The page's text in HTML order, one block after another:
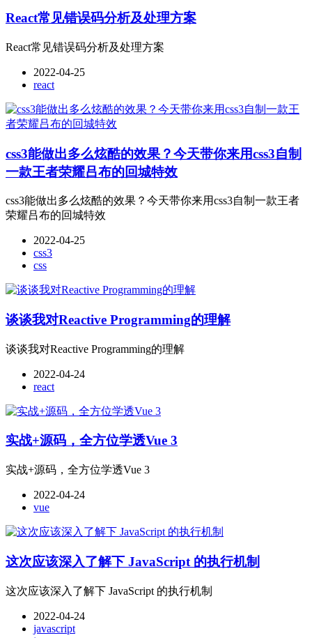
React常见错误码分析及处理方案
React常见错误码分析及处理方案
2022-04-25
react
css3能做出多么炫酷的效果？今天带你来用css3自制
一款王者荣耀吕布的回城特效
css3能做出多么炫酷的效果？今天带你来用css3自制一款王者
荣耀吕布的回城特效
2022-04-25
css3
css
谈谈我对Reactive Programming的理解
谈谈我对Reactive Programming的理解
2022-04-24
react
实战+源码，全方位学透Vue 3
实战+源码，全方位学透Vue 3
2022-04-24
vue
这次应该深入了解下 JavaScript 的执行机制
这次应该深入了解下 JavaScript 的执行机制
2022-04-24
javascript